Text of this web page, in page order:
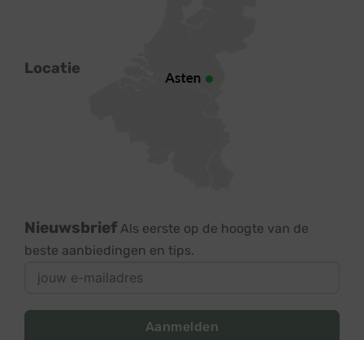
Locatie
Nieuwsbrief Als eerste op de hoogte van de
beste aanbiedingen en tips.
Aanmelden